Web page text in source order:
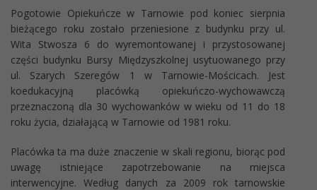
Pogotowie Opiekuńcze w Tarnowie pod koniec sierpnia
bieżącego roku zostało przeniesione z budynku przy ul.
Wita Stwosza 6 do wyremontowanej i przystosowanej
części budynku Bursy Międzyszkolnej usytuowanego przy
ul. Szarych Szeregów 1 w Tarnowie-Mościcach. Jest
koedukacyjną placówką opiekuńczo-wychowawczą
przeznaczoną dla 30 wychowanków w wieku od 11 do 18
roku życia, działającą w Tarnowie od 1981 roku.
Placówka ta ma duże znaczenie w skali regionu, biorąc pod
uwagę istniejące zapotrzebowanie na miejsca
interwencyjne. Według danych za 2009 rok tarnowskie